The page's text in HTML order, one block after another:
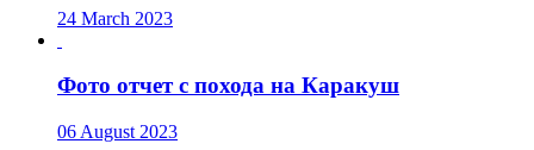
24 March 2023
Фото отчет с похода на Каракуш
06 August 2023